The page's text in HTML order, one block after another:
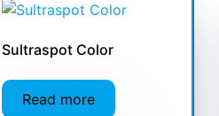
Sultraspot Color
Read more